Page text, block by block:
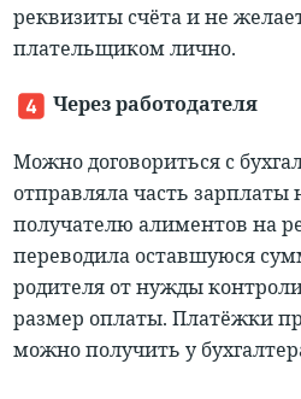
реквизиты счёта и не
плательщиком лично.
Через работодателя
Можно договориться с
отправляла часть зарплаты
получателю алиментов на
переводила оставшуюся
родителя от нужды
размер оплаты. Платёжки
можно получить у